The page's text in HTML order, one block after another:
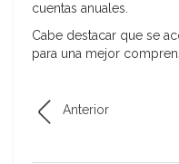
cuentas anuales.
Cabe destacar que se
para una mejor
Anterior